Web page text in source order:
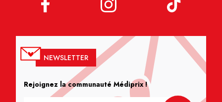
NEWSLETTER
Rejoignez la communauté Médiprix !